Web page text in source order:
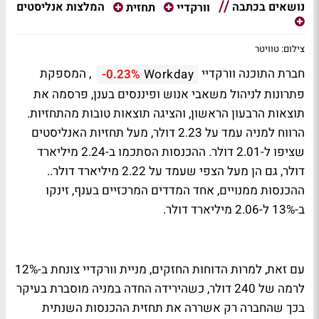
נושאים בכתבה וורקדיי תחזית המלצות אנליסטים
צילום: טוויטר
חברת התוכנה וורקדיי Workday
-0.23% , המספקת
פתרונות לניהול משאבי אנוש ופיננסים בענן, פרסמה את
תוצאות הרבעון הראשון, והציגה תוצאות טובות מהתחזיות.
הרווח למניה עמד על 2.23 דולר, מעל תחזיות האנליסטים
שציפו ל-2.01 דולר. ההכנסות הסתכמו ב-2.24 מיליארד
דולר, גם הן מעל הצפי שעמד על 2.22 מיליארד דולר..
ההכנסות ממנויים, אחד המדדים המרכזיים בענף, זינקו
ב-13% ל-2.06 מיליארד דולר.
עם זאת, למרות הדוחות החזקים, מניית וורקדיי צונחת ב-12%
לרמה של 240 דולר, כשהירידה החדה במניה מוסברת בעיקר
בכך שהחברה רק אשררה את תחזית ההכנסות השנתית